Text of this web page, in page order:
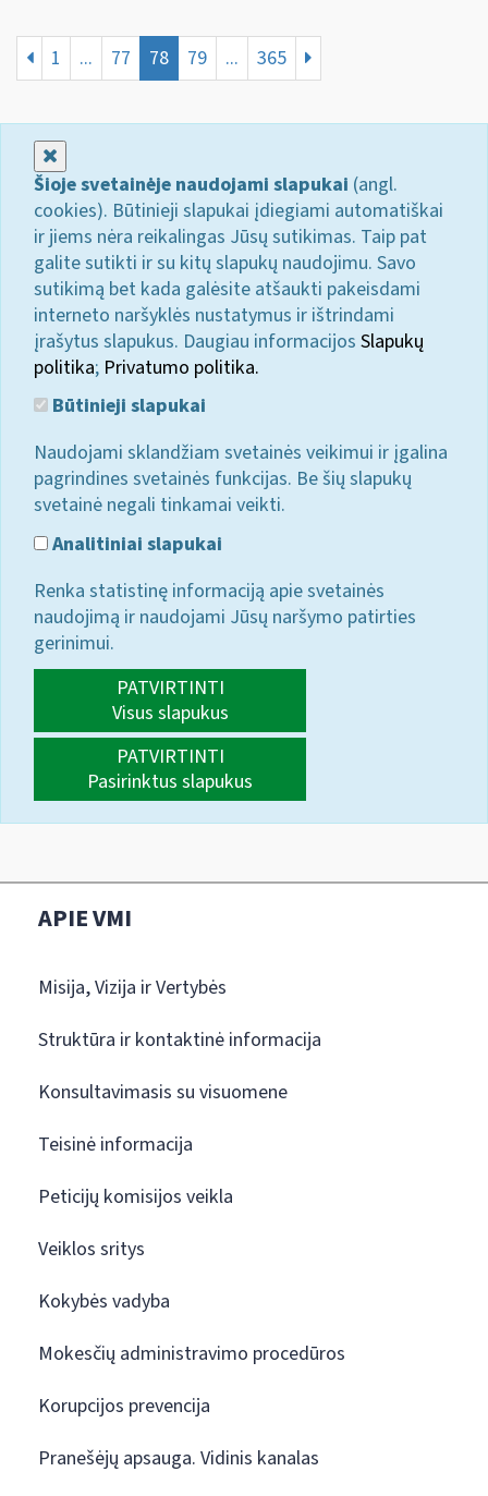
1 ... 77 78 79 ... 365
Šioje svetainėje naudojami slapukai (angl.
cookies). Būtinieji slapukai įdiegiami automatiškai
ir jiems nėra reikalingas Jūsų sutikimas. Taip pat
galite sutikti ir su kitų slapukų naudojimu. Savo
sutikimą bet kada galėsite atšaukti pakeisdami
interneto naršyklės nustatymus ir ištrindami
įrašytus slapukus. Daugiau informacijos Slapukų
politika; Privatumo politika.
Būtinieji slapukai
Naudojami sklandžiam svetainės veikimui ir įgalina
pagrindines svetainės funkcijas. Be šių slapukų
svetainė negali tinkamai veikti.
Analitiniai slapukai
Renka statistinę informaciją apie svetainės
naudojimą ir naudojami Jūsų naršymo patirties
gerinimui.
PATVIRTINTI
Visus slapukus
PATVIRTINTI
Pasirinktus slapukus
APIE VMI
Misija, Vizija ir Vertybės
Struktūra ir kontaktinė informacija
Konsultavimasis su visuomene
Teisinė informacija
Peticijų komisijos veikla
Veiklos sritys
Kokybės vadyba
Mokesčių administravimo procedūros
Korupcijos prevencija
Pranešėjų apsauga. Vidinis kanalas